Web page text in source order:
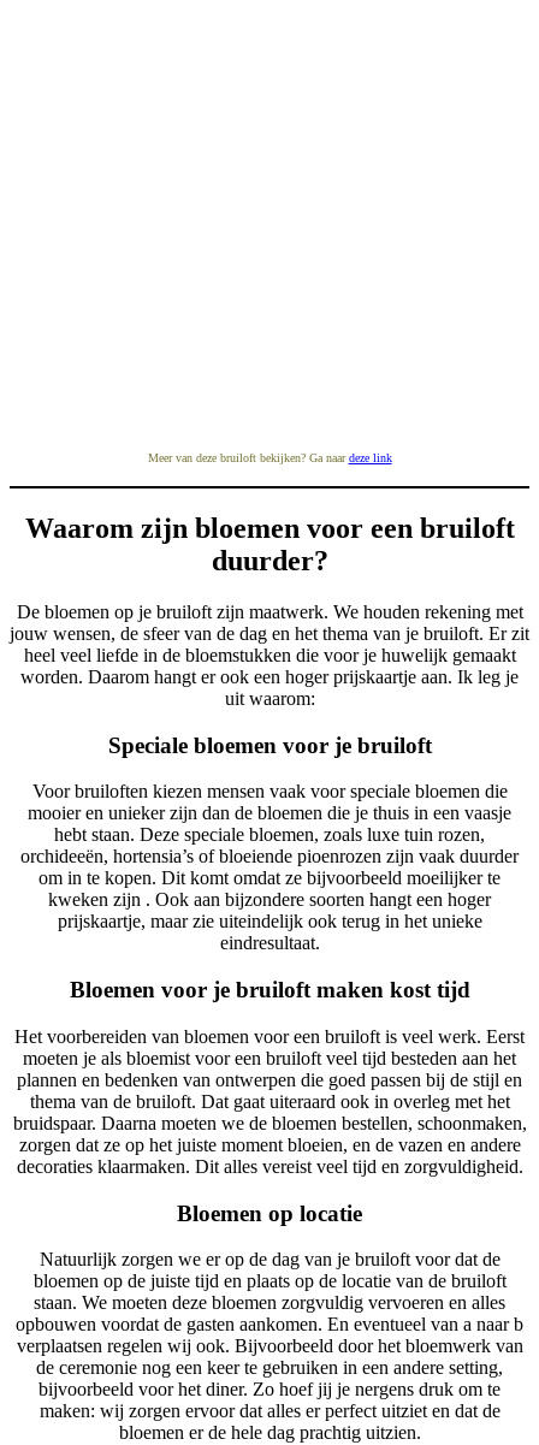
Meer van deze bruiloft bekijken? Ga naardeze link
Waarom zijn bloemen voor een bruiloft
duurder?
De bloemen op je bruiloft zijn maatwerk. We houden rekening met
jouw wensen, de sfeer van de dag en het thema van je bruiloft. Er zit
heel veel liefde in de bloemstukken die voor je huwelijk gemaakt
worden. Daarom hangt er ook een hoger prijskaartje aan. Ik leg je
uit waarom:
Speciale bloemen voor je bruiloft
Voor bruiloften kiezen mensen vaak voor speciale bloemen die
mooier en unieker zijn dan de bloemen die je thuis in een vaasje
hebt staan. Deze speciale bloemen, zoals luxe tuin rozen,
orchideeën, hortensia’s of bloeiende pioenrozen zijn vaak duurder
om in te kopen. Dit komt omdat ze bijvoorbeeld moeilijker te
kweken zijn . Ook aan bijzondere soorten hangt een hoger
prijskaartje, maar zie uiteindelijk ook terug in het unieke
eindresultaat.
Bloemen voor je bruiloft maken kost tijd
Het voorbereiden van bloemen voor een bruiloft is veel werk. Eerst
moeten je als bloemist voor een bruiloft veel tijd besteden aan het
plannen en bedenken van ontwerpen die goed passen bij de stijl en
thema van de bruiloft. Dat gaat uiteraard ook in overleg met het
bruidspaar. Daarna moeten we de bloemen bestellen, schoonmaken,
zorgen dat ze op het juiste moment bloeien, en de vazen en andere
decoraties klaarmaken. Dit alles vereist veel tijd en zorgvuldigheid.
Bloemen op locatie
Natuurlijk zorgen we er op de dag van je bruiloft voor dat de
bloemen op de juiste tijd en plaats op de locatie van de bruiloft
staan. We moeten deze bloemen zorgvuldig vervoeren en alles
opbouwen voordat de gasten aankomen. En eventueel van a naar b
verplaatsen regelen wij ook. Bijvoorbeeld door het bloemwerk van
de ceremonie nog een keer te gebruiken in een andere setting,
bijvoorbeeld voor het diner. Zo hoef jij je nergens druk om te
maken: wij zorgen ervoor dat alles er perfect uitziet en dat de
bloemen er de hele dag prachtig uitzien.